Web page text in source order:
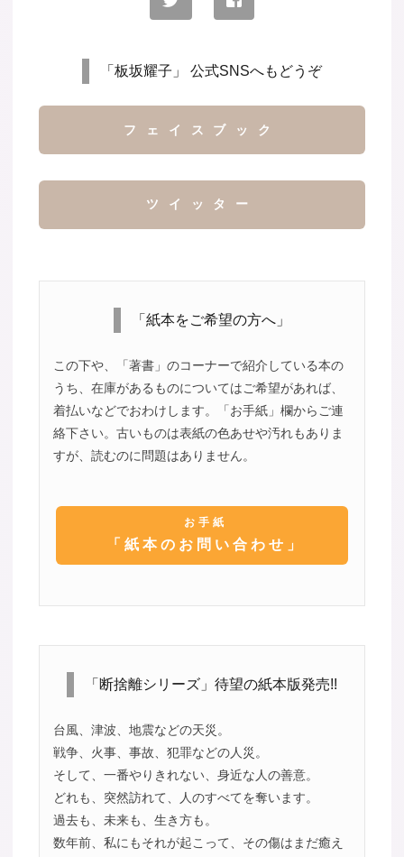
「板坂耀子」 公式SNSへもどうぞ
フェイスブック
ツイッター
「紙本をご希望の方へ」
この下や、「著書」のコーナーで紹介している本の
うち、在庫があるものについてはご希望があれば、
着払いなどでおわけします。「お手紙」欄からご連
絡下さい。古いものは表紙の色あせや汚れもありま
すが、読むのに問題はありません。
お手紙
「紙本のお問い合わせ」
「断捨離シリーズ」待望の紙本版発売!!
台風、津波、地震などの天災。
戦争、火事、事故、犯罪などの人災。
そして、一番やりきれない、身近な人の善意。
どれも、突然訪れて、人のすべてを奪います。
過去も、未来も、生き方も。
数年前、私にもそれが起こって、その傷はまだ癒え